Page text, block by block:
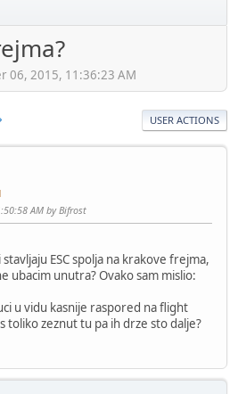
06, 2015, 11:36:23 AM
USER ACTIONS
AM by Bifrost
ESC spolja na krakove frejma,
ubacim unutra? Ovako sam mislio:
u vidu kasnije raspored na flight
toliko zeznut tu pa ih drze sto dalje?